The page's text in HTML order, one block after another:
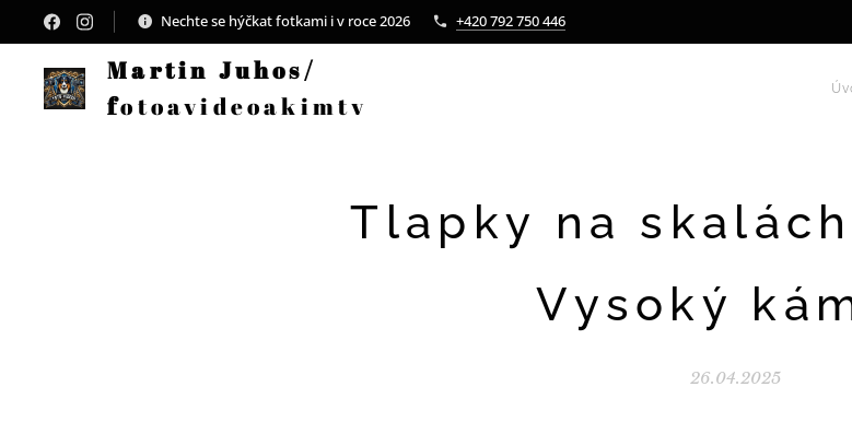
Nechte se hýčkat fotkami i v roce 2026 +420 792 750 446
Martin Juhos/
fotoavideoakimtv
Tlapky na
Vysoký
26.04.2025